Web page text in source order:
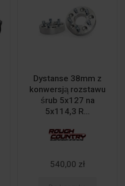
Dystanse 38mm z
konwersją rozstawu
śrub 5x127 na
5x114,3 R...
540,00 zł